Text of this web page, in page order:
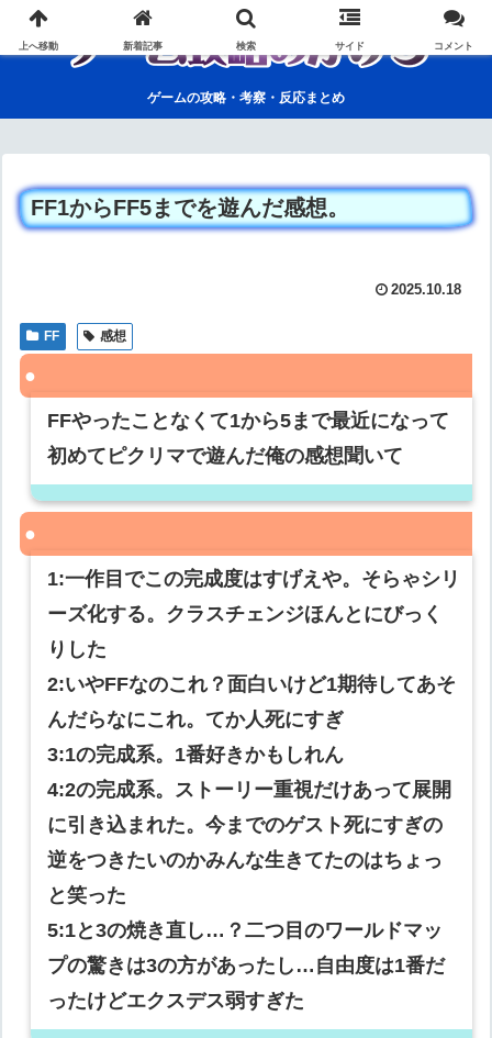
ゲームの攻略・考察・反応まとめ
FF1からFF5までを遊んだ感想。
2025.10.18
FF 感想
FFやったことなくて1から5まで最近になって
初めてピクリマで遊んだ俺の感想聞いて
1:一作目でこの完成度はすげえや。そらゃシリ
ーズ化する。クラスチェンジほんとにびっく
りした
2:いやFFなのこれ？面白いけど1期待してあそ
んだらなにこれ。てか人死にすぎ
3:1の完成系。1番好きかもしれん
4:2の完成系。ストーリー重視だけあって展開
に引き込まれた。今までのゲスト死にすぎの
逆をつきたいのかみんな生きてたのはちょっ
と笑った
5:1と3の焼き直し…？二つ目のワールドマッ
プの驚きは3の方があったし…自由度は1番だ
ったけどエクスデス弱すぎた
上へ移動 新着記事 検索 サイド コメント